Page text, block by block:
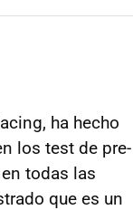
ha hecho
los test de pre-
todas las
que es un